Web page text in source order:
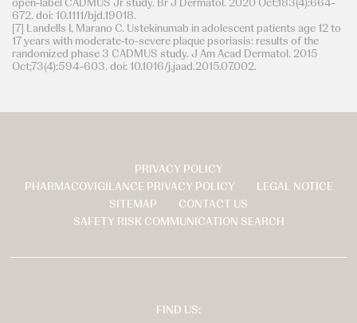
672. doi: 10.1111/bjd.19018.
[7] Landells I, Marano C. Ustekinumab in adolescent patients age 12 to
17 years with moderate-to-severe plaque psoriasis: results of the
randomized phase 3 CADMUS study. J Am Acad Dermatol. 2015
Oct;73(4):594-603. doi: 10.1016/j.jaad.2015.07.002.
PRIVACY POLICY
PHARMACOVIGILANCE PRIVACY POLICY
LEGAL NOTICE
SITEMAP
CONTACT US
SAFETY RISK COMMUNICATION SEARCH
FIND US: